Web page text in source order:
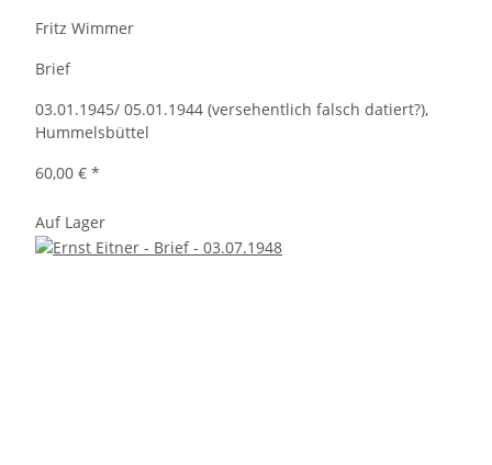
Fritz Wimmer
Brief
03.01.1945/ 05.01.1944 (versehentlich falsch datiert?),
Hummelsbüttel
60,00 € *
Auf Lager